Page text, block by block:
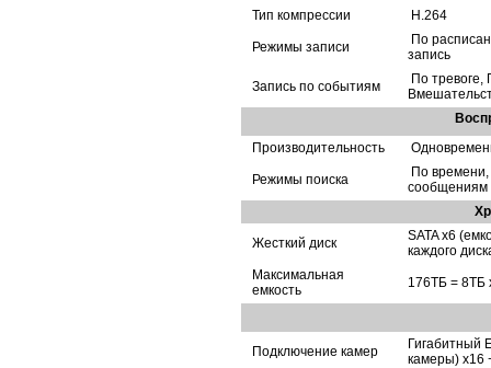
Тип компрессии H.264
Режимы записи
По
запись
Запись по событиям
По
Производительность
Режимы поиска
По
сообщениям
Жесткий диск
SATA x6
каждого
Максимальная
емкость
176TБ = 8TБ
Подключение камер
Гигабитный
камеры) x16